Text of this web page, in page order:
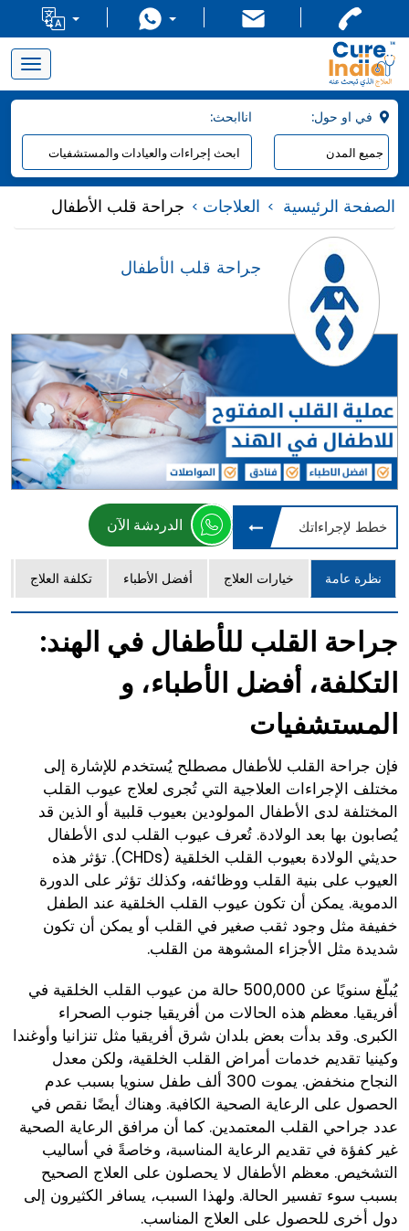
Toggle
navigation
:اناابحث
الصفحة الرئيسية العلاجات جراحة قلب الأطفال
جراحة قلب الأطفال
خطط لإجراءاتك الدردشة الآن
نظرة عامة خيارات العلاج أفضل الأطباء تكلفة العلاج
جراحة القلب للأطفال في الهند:
التكلفة، أفضل الأطباء، و
المستشفيات
فإن جراحة القلب للأطفال مصطلح يُستخدم للإشارة إلى
مختلف الإجراءات العلاجية التي تُجرى لعلاج عيوب القلب
المختلفة لدى الأطفال المولودين بعيوب قلبية أو الذين قد
يُصابون بها بعد الولادة. تُعرف عيوب القلب لدى الأطفال
حديثي الولادة بعيوب القلب الخلقية (CHDs). تؤثر هذه
العيوب على بنية القلب ووظائفه، وكذلك تؤثر على الدورة
الدموية. يمكن أن تكون عيوب القلب الخلقية عند الطفل
خفيفة مثل وجود ثقب صغير في القلب أو يمكن أن تكون
شديدة مثل الأجزاء المشوهة من القلب.
يُبلّغ سنويًا عن 500,000 حالة من عيوب القلب الخلقية في
أفريقيا. معظم هذه الحالات من أفريقيا جنوب الصحراء
الكبرى. وقد بدأت بعض بلدان شرق أفريقيا مثل تنزانيا وأوغندا
وكينيا تقديم خدمات أمراض القلب الخلقية، ولكن معدل
النجاح منخفض. يموت 300 ألف طفل سنويا بسبب عدم
الحصول على الرعاية الصحية الكافية. وهناك أيضًا نقص في
عدد جراحي القلب المعتمدين. كما أن مرافق الرعاية الصحية
غير كفؤة في تقديم الرعاية المناسبة، وخاصةً في أساليب
التشخيص. معظم الأطفال لا يحصلون على العلاج الصحيح
بسبب سوء تفسير الحالة. ولهذا السبب، يسافر الكثيرون إلى
دول أخرى للحصول على العلاج المناسب.